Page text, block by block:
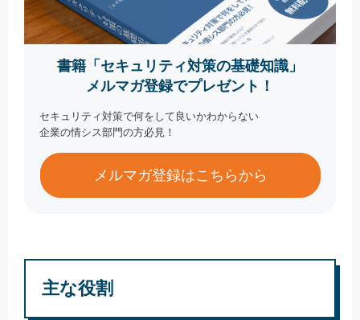
書籍「セキュリティ対策の基礎知識」
メルマガ登録でプレゼント！
セキュリティ対策で何をして良いかわからない
企業の情シス部門の方必見！
メルマガ登録はこちらから
主な役割